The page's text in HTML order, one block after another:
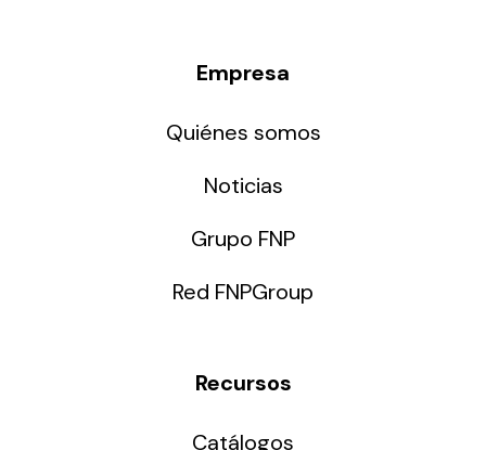
Empresa
Quiénes somos
Noticias
Grupo FNP
Red FNPGroup
Recursos
Catálogos